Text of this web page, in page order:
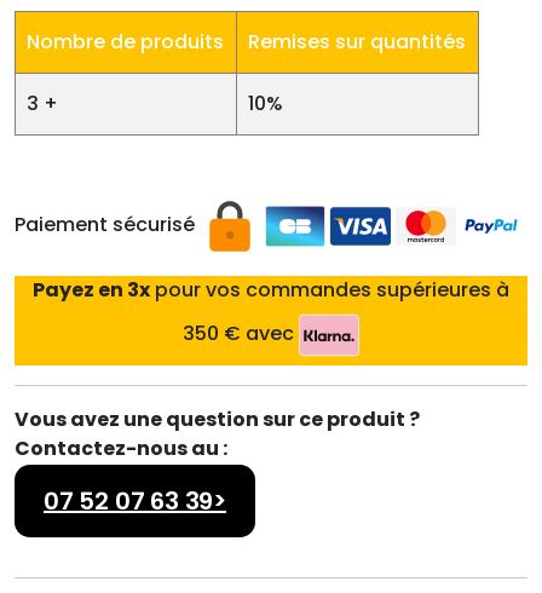
Nombre de produits Remises sur quantités
3 + 10%
Paiement sécurisé
Payez en 3x pour vos commandes supérieures à
350 € avec
Vous avez une question sur ce produit ?
Contactez-nous au :
07 52 07 63 39>